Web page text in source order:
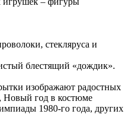
стекляруса и
блестящий «дождик».
изображают радостных
Новый год в костюме
1980-го года, других